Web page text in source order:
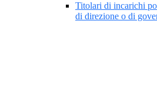
Titolari di incarichi
di direzione o di